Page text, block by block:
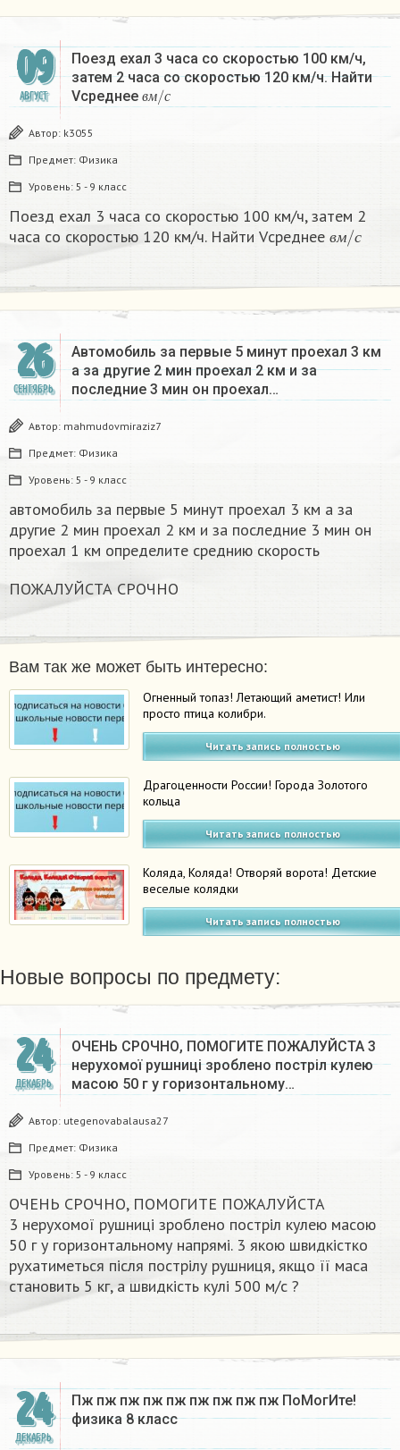
09
АВГУСТ
Поезд ехал 3 часа со скоростью 100 км/ч,
затем 2 часа со скоростью 120 км/ч. Найти
Vсреднее
вм с
/
Автор: k3055
Предмет: Физика
Уровень: 5 - 9 класс
Поезд ехал 3 часа со скоростью 100 км/ч, затем 2
часа со скоростью 120 км/ч. Найти Vсреднее
вм с
вм/с
26
СЕНТЯБРЬ
Автомобиль за первые 5 минут проехал 3 км
а за другие 2 мин проехал 2 км и за
последние 3 мин он проехал…
Автор: mahmudovmiraziz7
Предмет: Физика
Уровень: 5 - 9 класс
автомобиль за первые 5 минут проехал 3 км а за
другие 2 мин проехал 2 км и за последние 3 мин он
проехал 1 км определите среднию скорость
ПОЖАЛУЙСТА СРОЧНО
Вам так же может быть интересно:
Огненный топаз! Летающий аметист! Или
просто птица колибри.
Читать запись полностью
Драгоценности России! Города Золотого
кольца
Читать запись полностью
Коляда, Коляда! Отворяй ворота! Детские
веселые колядки
Читать запись полностью
Новые вопросы по предмету:
24
ДЕКАБРЬ
ОЧЕНЬ СРОЧНО, ПОМОГИТЕ ПОЖАЛУЙСТА 3
нерухомої рушниці зроблено постріл кулею
масою 50 г у горизонтальному…
Автор: utegenovabalausa27
Предмет: Физика
Уровень: 5 - 9 класс
ОЧЕНЬ СРОЧНО, ПОМОГИТЕ ПОЖАЛУЙСТА
3 нерухомої рушниці зроблено постріл кулею масою
50 г у горизонтальному напрямі. 3 якою швидкістко
рухатиметься після пострілу рушниця, якщо її маса
становить 5 кг, а швидкість кулі 500 м/с ?​
24
ДЕКАБРЬ
Пж пж пж пж пж пж пж пж пж ПоМогИте!
физика 8 класс​